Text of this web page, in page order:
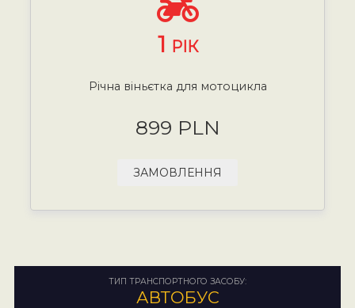
1 РІК
Річна віньєтка для мотоцикла
899 PLN
ЗАМОВЛЕННЯ
ТИП ТРАНСПОРТНОГО ЗАСОБУ:
АВТОБУС